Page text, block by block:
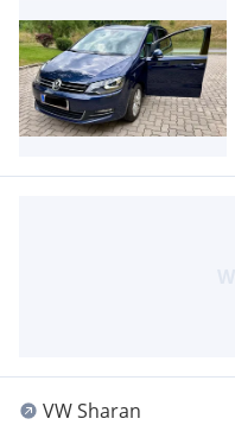
VW Sharan